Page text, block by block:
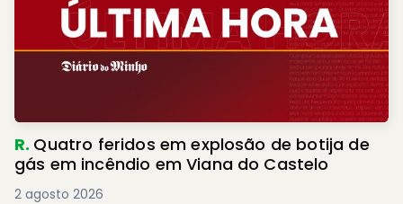
R. Quatro feridos em explosão de botija de
gás em incêndio em Viana do Castelo
2 agosto 2026